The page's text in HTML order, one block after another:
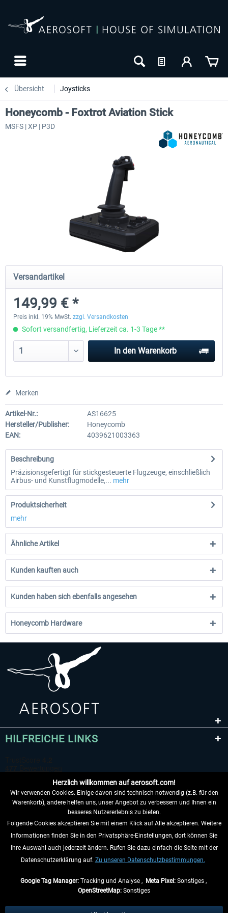
Übersicht Joysticks
Honeycomb - Foxtrot Aviation Stick
149,99 € *
Pro Flight Trainer - PUMA X
Honeycomb - Foxtrot Aviation Stick
MSFS | XP | P3D
Versandartikel
149,99 € *
Preis inkl. 19% MwSt. zzgl. Versandkosten
Sofort versandfertig, Lieferzeit ca. 1-3 Tage **
In den Warenkorb
Merken
Artikel-Nr.:
AS16625
Hersteller/Publisher:
Honeycomb
EAN:
4039621003363
Beschreibung
Präzisionsgefertigt für stickgesteuerte Flugzeuge, einschließlich
Airbus- und Kunstflugmodelle,... mehr
Produktsicherheit
mehr
Ähnliche Artikel
Kunden kauften auch
Kunden haben sich ebenfalls angesehen
Honeycomb Hardware
HILFREICHE LINKS
VERTRAG WIDERRUFEN
INFORMATIONEN
Herzlich willkommen auf aerosoft.com!
Wir verwenden Cookies. Einige davon sind technisch notwendig (z.B. für den
Warenkorb), andere helfen uns, unser Angebot zu verbessern und Ihnen ein
besseres Nutzererlebnis zu bieten.
Folgende Cookies akzeptieren Sie mit einem Klick auf Alle akzeptieren. Weitere
Informationen finden Sie in den Privatsphäre-Einstellungen, dort können Sie
Ihre Auswahl auch jederzeit ändern. Rufen Sie dazu einfach die Seite mit der
Datenschutzerklärung auf. Zu unseren Datenschutzbestimmungen.
Google Tag Manager:Tracking und Analyse , Meta Pixel:Sonstiges ,
OpenStreetMap: Sonstiges